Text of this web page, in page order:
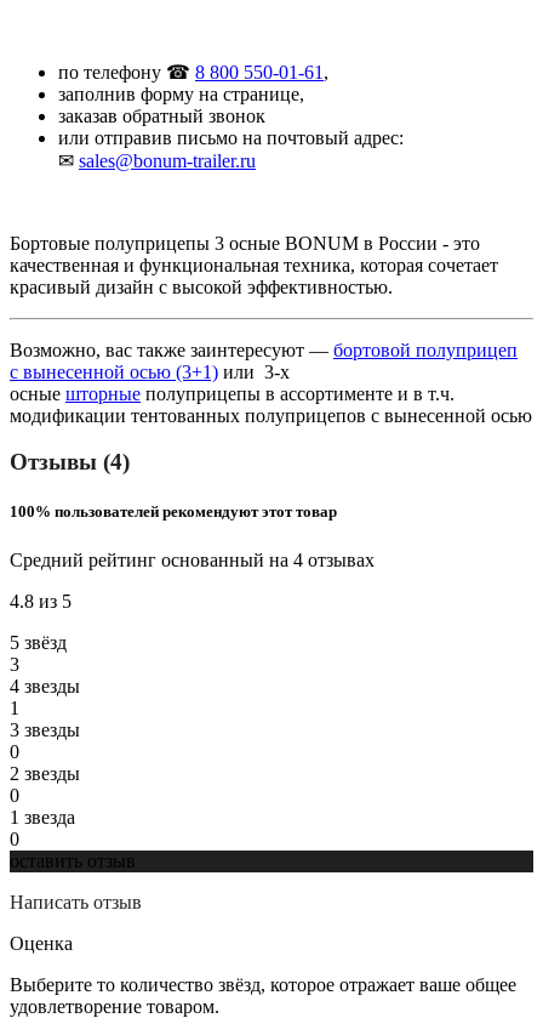
по телефону ☎ 8 800 550-01-61 ,
заполнив форму на странице,
заказав обратный звонок
или отправив письмо на почтовый адрес:
✉ sales@bonum-trailer.ru
Бортовые полуприцепы 3 осные BONUM в России - это
качественная и функциональная техника, которая сочетает
красивый дизайн с высокой эффективностью.
Возможно, вас также заинтересуют — бортовой полуприцеп
с вынесенной осью (3+1) или 3-х
осные шторные полуприцепы в ассортименте и в т.ч.
модификации тентованных полуприцепов с вынесенной осью
Отзывы (4)
100% пользователей рекомендуют этот товар
Средний рейтинг основанный на 4 отзывах
4.8 из 5
5 звёзд
3
4 звeзды
1
3 звeзды
0
2 звeзды
0
1 звeзда
0
оставить отзыв
Написать отзыв
Оценка
Выберите то количество звёзд, которое отражает ваше общее
удовлетворение товаром.